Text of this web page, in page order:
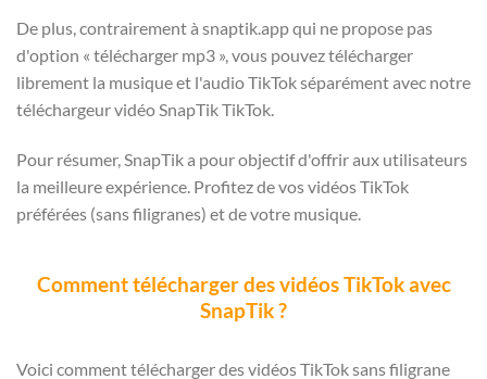
De plus, contrairement à snaptik.app qui ne propose pas
d'option « télécharger mp3 », vous pouvez télécharger
librement la musique et l'audio TikTok séparément avec notre
téléchargeur vidéo SnapTik TikTok.
Pour résumer, SnapTik a pour objectif d'offrir aux utilisateurs
la meilleure expérience. Profitez de vos vidéos TikTok
préférées (sans filigranes) et de votre musique.
Comment télécharger des vidéos TikTok avec
SnapTik ?
⁤Voici comment télécharger des vidéos TikTok sans filigrane